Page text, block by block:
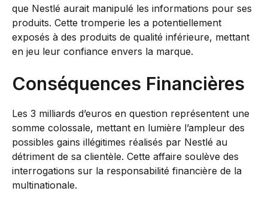
que Nestlé aurait manipulé les informations pour ses
produits. Cette tromperie les a potentiellement
exposés à des produits de qualité inférieure, mettant
en jeu leur confiance envers la marque.
Conséquences Financières
Les 3 milliards d’euros en question représentent une
somme colossale, mettant en lumière l’ampleur des
possibles gains illégitimes réalisés par Nestlé au
détriment de sa clientèle. Cette affaire soulève des
interrogations sur la responsabilité financière de la
multinationale.